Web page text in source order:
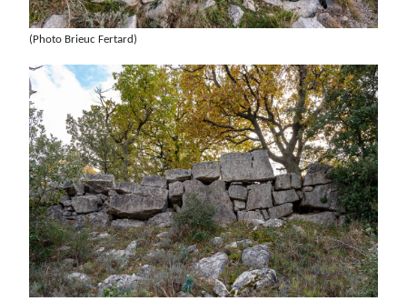
(Photo Brieuc Fertard)